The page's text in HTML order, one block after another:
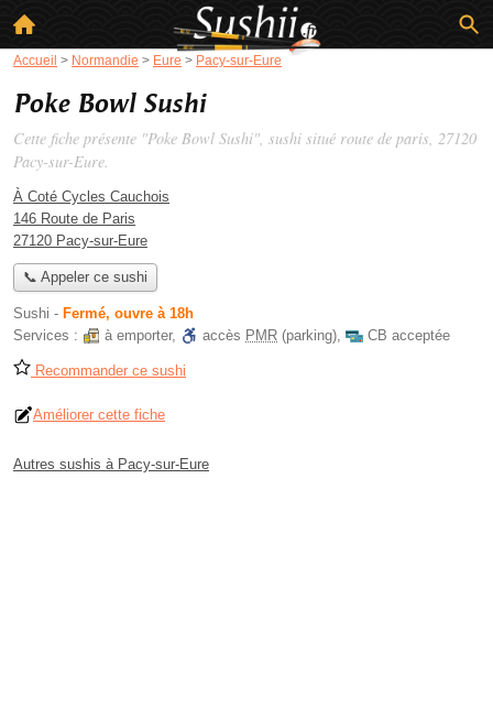
Accueil > Normandie > Eure > Pacy-sur-Eure
Poke Bowl Sushi
Cette fiche présente "Poke Bowl Sushi", sushi situé route de paris, 27120
Pacy-sur-Eure.
À Coté Cycles Cauchois
146 Route de Paris
27120 Pacy-sur-Eure
📞 Appeler ce sushi
Sushi - Fermé, ouvre à 18h
Services :
à emporter, accès PMR (parking), CB acceptée
Recommander ce sushi
Améliorer cette fiche
Autres sushis à Pacy-sur-Eure